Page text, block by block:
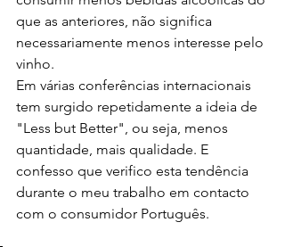
que as anteriores, não significa
necessariamente menos interesse pelo
vinho.
Em várias conferências internacionais
tem surgido repetidamente a ideia de
"Less but Better", ou seja, menos
quantidade, mais qualidade. E
confesso que verifico esta tendência
durante o meu trabalho em contacto
com o consumidor Português.